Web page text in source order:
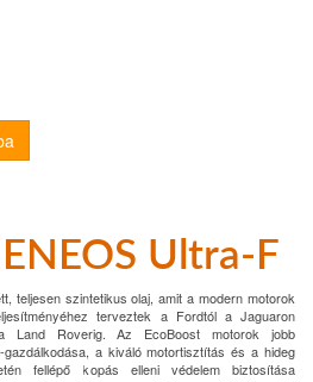
Ultra-F
teljesen szintetikus olaj, amit a modern motorok
terveztek a Fordtól a Jaguaron
Land Roverig. Az EcoBoost motorok jobb
gazdálkodása, a kiváló motortisztítás és a hideg
fellépő kopás elleni védelem biztosítása